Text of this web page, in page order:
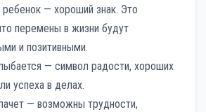
— хороший знак. Это
перемены в жизни будут
и позитивными.
— символ радости, хороших
успеха в делах.
— возможны трудности,